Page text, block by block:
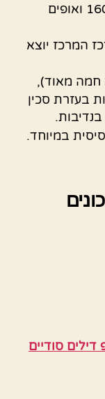
מכניסים לתנור שחומם מראש ל-160°C ואופים
המרכז יוצא
חמה מאוד),
בעזרת סכין
במיוחד.
דילים סודיים